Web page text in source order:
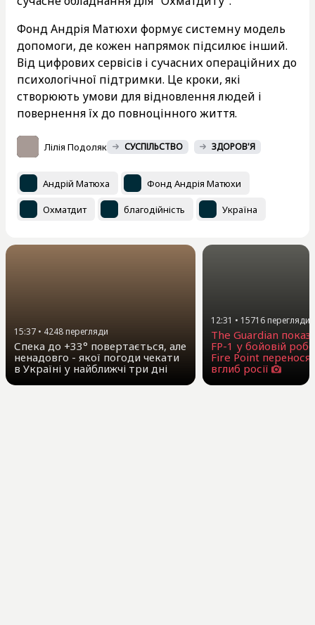
Фонд Андрія Матюхи формує системну модель
допомоги, де кожен напрямок підсилює інший.
Від цифрових сервісів і сучасних операційних до
психологічної підтримки. Це кроки, які
створюють умови для відновлення людей і
повернення їх до повноцінного життя.
Лілія Подоляк СУСПІЛЬСТВО ЗДОРОВ'Я
Андрій Матюха Фонд Андрія Матюхи
Охматдит благодійність Україна
15:37 • 4248перегляди
Спека до +33° повертається, але
ненадовго - якої погоди чекати
в Україні у найближчі три дні
12:31 • 15716перегляди
The Guardian
FP-1 у бойовій
Fire Point
вглиб росії